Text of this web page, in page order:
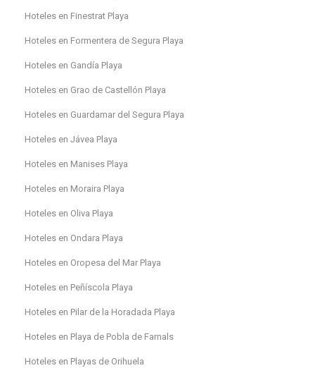
Hoteles en Finestrat Playa
Hoteles en Formentera de Segura Playa
Hoteles en Gandía Playa
Hoteles en Grao de Castellón Playa
Hoteles en Guardamar del Segura Playa
Hoteles en Jávea Playa
Hoteles en Manises Playa
Hoteles en Moraira Playa
Hoteles en Oliva Playa
Hoteles en Ondara Playa
Hoteles en Oropesa del Mar Playa
Hoteles en Peñíscola Playa
Hoteles en Pilar de la Horadada Playa
Hoteles en Playa de Pobla de Farnals
Hoteles en Playas de Orihuela